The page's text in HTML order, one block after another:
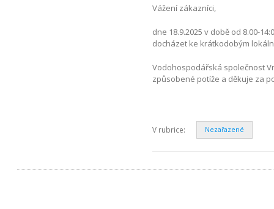
Vážení zákazníci,
dne 18.9.2025 v době od 8.00-
docházet ke krátkodobým
Vodohospodářská společnost
způsobené potíže a děkuje za
V rubrice: Nezařazené